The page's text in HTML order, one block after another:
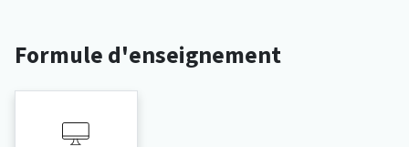
Formule d'enseignement